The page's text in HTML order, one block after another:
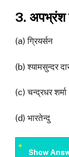
3. अपभ्रंश
(a) ग्रियर्सन
(b) श्यामसुन्दर
(c) चन्द्रधर शर्मा
(d) भारतेन्दु
Show